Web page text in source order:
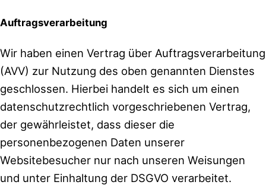
Auftragsverarbeitung
Wir haben einen Vertrag über Auftragsverarbeitung
(AVV) zur Nutzung des oben genannten Dienstes
geschlossen. Hierbei handelt es sich um einen
datenschutzrechtlich vorgeschriebenen Vertrag,
der gewährleistet, dass dieser die
personenbezogenen Daten unserer
Websitebesucher nur nach unseren Weisungen
und unter Einhaltung der DSGVO verarbeitet.